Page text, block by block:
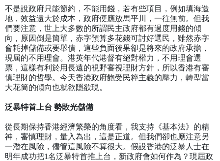
不是說政府只能節約，不能用錢，若有些項目，例如填海造
地，效益遠大於成本，政府便應放馬平川，一往無前。但我
們要注意，世上大多數的所謂民主政府都有過度用錢的傾
向，原因倒是簡單，赤字預算多花錢可討好選民，雖然赤字
會耗掉儲備或要舉債，這些負面後果卻是將來的政府承擔，
現屆的不用理會。港英年代港督有絕對權力，不用理會選
票，這樣有利於用長遠的視野審視理財方針，所以香港有審
慎理財的哲學。今天香港政府飽受民粹主義的壓力，轉型當
大花筒的傾向也就欲隱欲現。
泛暴特首上台 勢敗光儲備
從長期保持香港經濟繁榮的角度看，我支持《基本法》的精
神，審慎理財，量入為出，這是正道。但我們卻也應注意另
一潛在風險，儘管這風險不算很大。假設香港的泛暴人士在
明年成功把1名泛暴特首推上台，新政府會如何作為？現屆政